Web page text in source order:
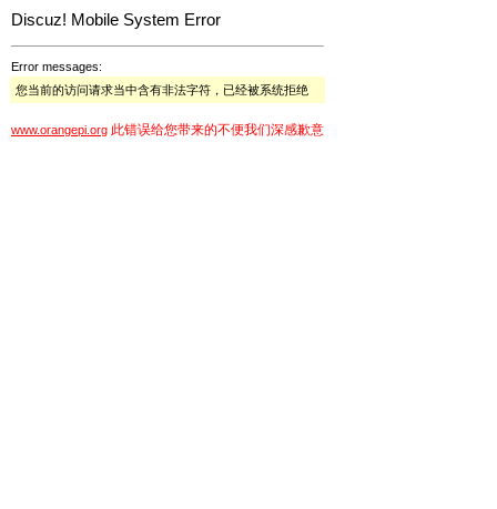
Discuz! Mobile System Error
Error messages:
您当前的访问请求当中含有非法字符，已经被系统拒绝
www.orangepi.org 此错误给您带来的不便我们深感歉意